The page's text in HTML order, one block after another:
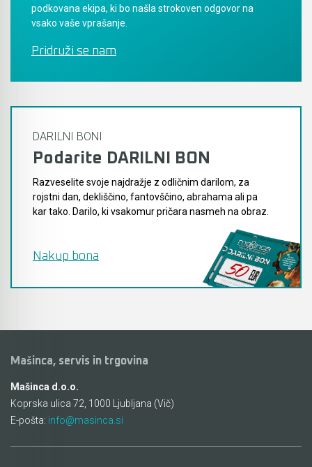
podkovana ekipa, ki bo našla strokoven odgovor na
vsako vaše vprašanje.
Pridruži se nam
DARILNI BONI
Podarite DARILNI BON
Razveselite svoje najdražje z odličnim darilom, za
rojstni dan, dekliščino, fantovščino, abrahama ali pa
kar tako. Darilo, ki vsakomur pričara nasmeh na obraz.
Nakup bona
Mašinca, servis in trgovina
Mašinca d.o.o.
Koprska ulica 72, 1000 Ljubljana (Vič)
E-pošta: info@masinca.si